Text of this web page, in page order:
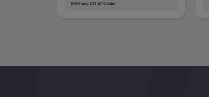
KDV Hariç: 341,67 ₺/Adet